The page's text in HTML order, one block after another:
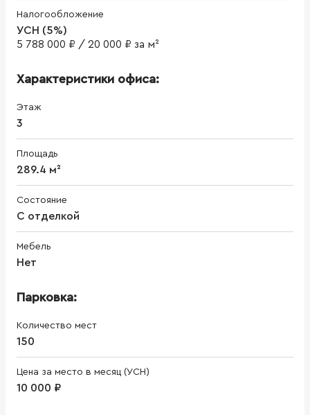
Налогообложение
УСН (5%)
5 788 000 ₽ / 20 000 ₽ за м²
Характеристики офиса:
Этаж
3
Площадь
289.4 м²
Состояние
С отделкой
Мебель
Нет
Парковка:
Количество мест
150
Цена за место в месяц (УСН)
10 000 ₽